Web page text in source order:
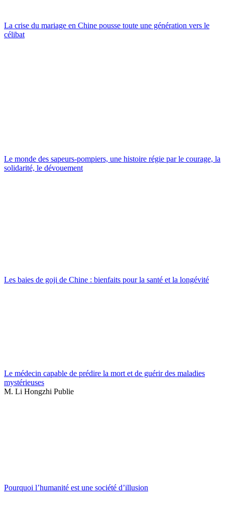
La crise du mariage en Chine pousse toute une génération vers le
célibat
Le monde des sapeurs-pompiers, une histoire régie par le courage, la
solidarité, le dévouement
Les baies de goji de Chine : bienfaits pour la santé et la longévité
Le médecin capable de prédire la mort et de guérir des maladies
mystérieuses
M. Li Hongzhi Publie
Pourquoi l’humanité est une société d’illusion